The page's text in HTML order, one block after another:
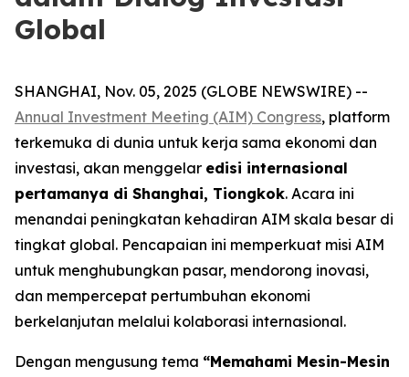
Global
SHANGHAI, Nov. 05, 2025 (GLOBE NEWSWIRE) --
Annual Investment Meeting (AIM) Congress, platform
terkemuka di dunia untuk kerja sama ekonomi dan
investasi, akan menggelar edisi internasional
pertamanya di Shanghai, Tiongkok. Acara ini
menandai peningkatan kehadiran AIM skala besar di
tingkat global. Pencapaian ini memperkuat misi AIM
untuk menghubungkan pasar, mendorong inovasi,
dan mempercepat pertumbuhan ekonomi
berkelanjutan melalui kolaborasi internasional.
Dengan mengusung tema “Memahami Mesin-Mesin